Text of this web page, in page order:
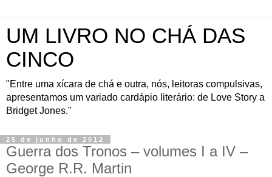
UM LIVRO NO CHÁ DAS
CINCO
"Entre uma xícara de chá e outra, nós, leitoras compulsivas,
apresentamos um variado cardápio literário: de Love Story a
Bridget Jones."
25 de junho de 2012
Guerra dos Tronos – volumes I a IV –
George R.R. Martin